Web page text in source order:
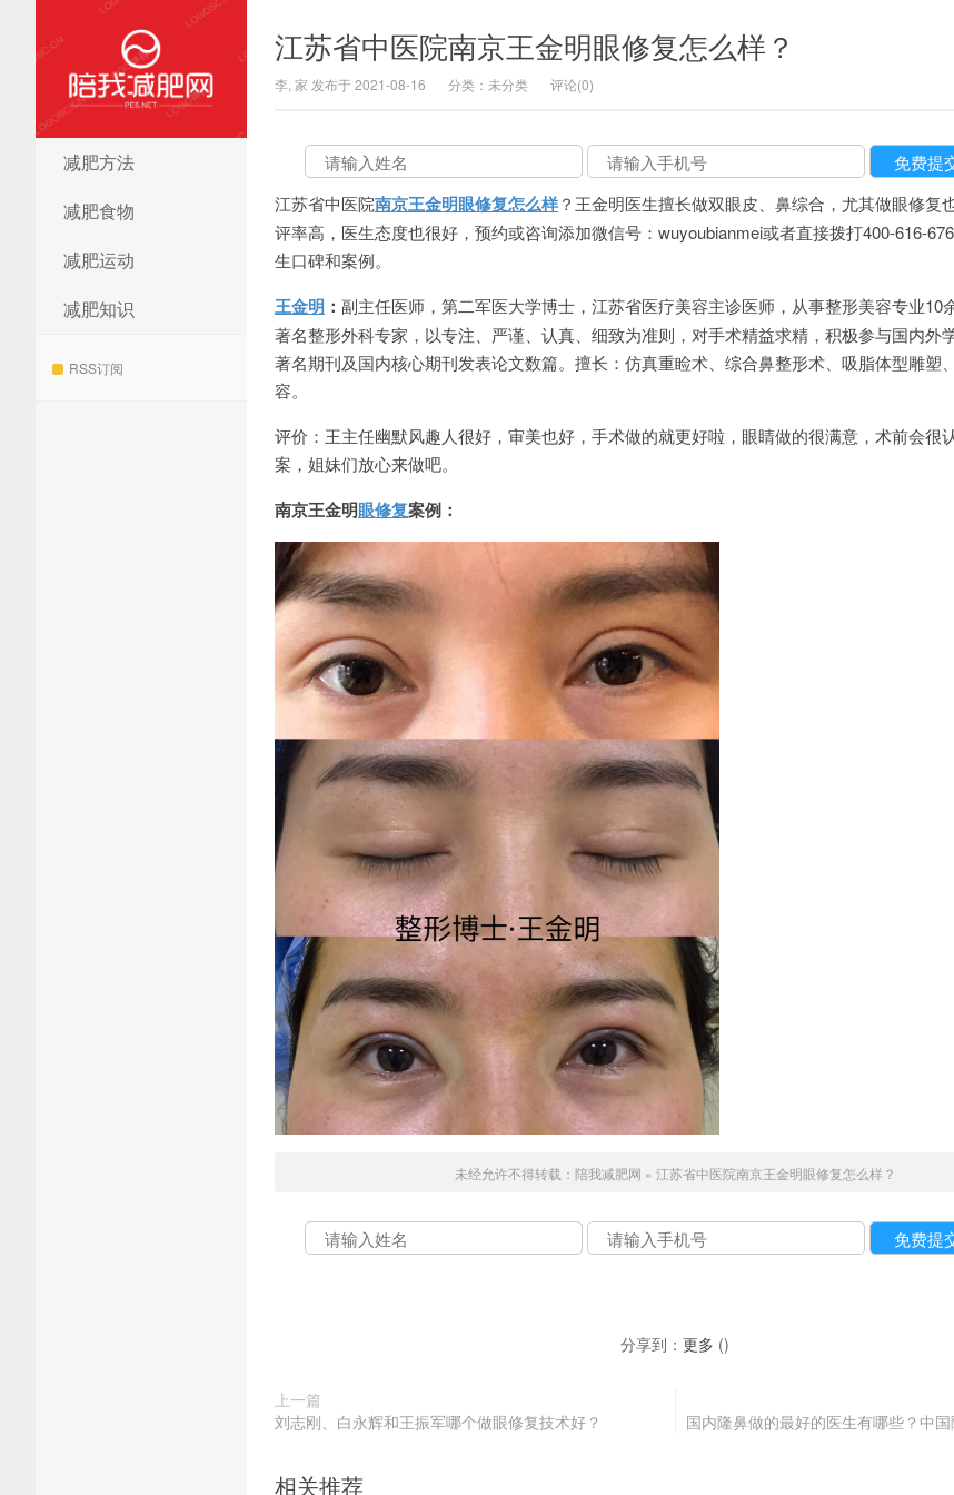
陪我减肥网
减肥方法
减肥食物
减肥运动
减肥知识
RSS订阅
江苏省中医院南京王金明眼修复怎么样？
李, 家 发布于 2021-08-16 分类：未分类 评论(0)
江苏省中医院南京王金明眼修复怎么样？王金明医生擅长做双眼皮、鼻综合，尤其做眼修复
评率高，医生态度也很好，预约或咨询添加微信号：wuyoubianmei或者直接拨打400-616-
生口碑和案例。
王金明 ： 副主任医师，第二军医大学博士，江苏省医疗美容主诊医师，从事整形美容专业10
著名整形外科专家，以专注、严谨、认真、细致为准则，对手术精益求精，积极参与国内外
著名期刊及国内核心期刊发表论文数篇。擅长：仿真重睑术、综合鼻整形术、吸脂体型雕塑
容。
评价：王主任幽默风趣人很好，审美也好，手术做的就更好啦，眼睛做的很满意，术前会很
案，姐妹们放心来做吧。
南京王金明眼修复案例：
未经允许不得转载： 陪我减肥网 » 江苏省中医院南京王金明眼修复怎么样？
分享到： 更多 ()
上一篇
刘志刚、白永辉和王振军哪个做眼修复技术好？
国内隆鼻做的最好的医生有哪些？中
相关推荐